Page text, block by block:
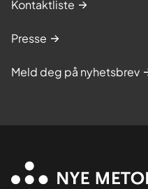
Kontaktliste
Presse
Meld deg på nyhetsbrev